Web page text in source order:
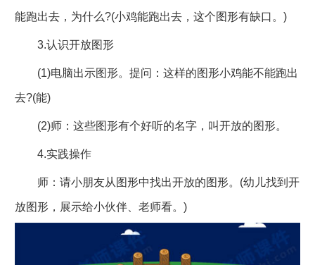
能跑出去，为什么?(小鸡能跑出去，这个图形有缺口。)
3.认识开放图形
(1)电脑出示图形。提问：这样的图形小鸡能不能跑出
去?(能)
(2)师：这些图形有个好听的名字，叫开放的图形。
4.实践操作
师：请小朋友从图形中找出开放的图形。(幼儿找到开
放图形，展示给小伙伴、老师看。)